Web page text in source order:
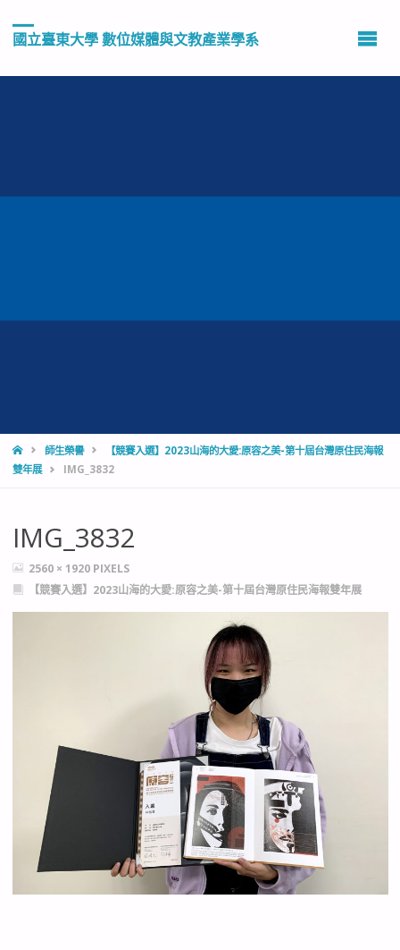
國立臺東大學 數位媒體與文教產業學系
HOME師生榮譽
【競賽入選】2023山海的大愛:原容之美-第十屆台灣原住民海報
雙年展
IMG_3832
IMG_3832
FULL
SIZE
2560 × 1920 PIXELS
【競賽入選】2023山海的大愛:原容之美-第十屆台灣原住民海報雙年展